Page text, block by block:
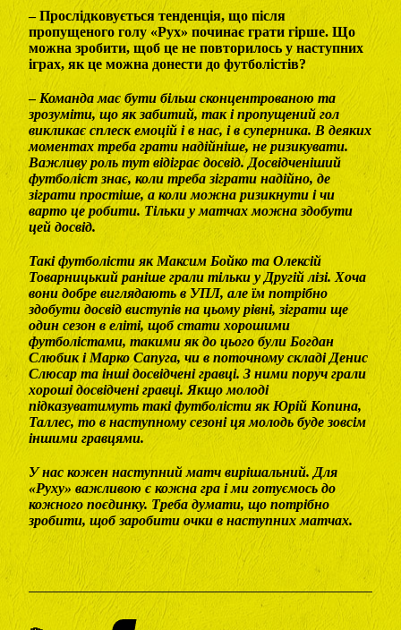
– Прослідковується тенденція, що після
пропущеного голу «Рух» починає грати гірше. Що
можна зробити, щоб це не повторилось у наступних
іграх, як це можна донести до футболістів?
–Команда має бути більш сконцентрованою та
зрозуміти, що як забитий, так і пропущений гол
викликає сплеск емоцій і в нас, і в суперника. В деяких
моментах треба грати надійніше, не ризикувати.
Важливу роль тут відіграє досвід. Досвідченіший
футболіст знає, коли треба зіграти надійно, де
зіграти простіше, а коли можна ризикнути і чи
варто це робити. Тільки у матчах можна здобути
цей досвід.
Такі футболісти як Максим Бойко та Олексій
Товарницький раніше грали тільки у Другій лізі. Хоча
вони добре виглядають в УПЛ, але їм потрібно
здобути досвід виступів на цьому рівні, зіграти ще
один сезон в еліті, щоб стати хорошими
футболістами, такими як до цього були Богдан
Слюбик і Марко Сапуга, чи в поточному складі Денис
Слюсар та інші досвідчені гравці. З ними поруч грали
хороші досвідчені гравці. Якщо молоді
підказуватимуть такі футболісти як Юрій Копина,
Таллес, то в наступному сезоні ця молодь буде зовсім
іншими гравцями.
У нас кожен наступний матч вирішальний. Для
«Руху» важливою є кожна гра і ми готуємось до
кожного поєдинку. Треба думати, що потрібно
зробити, щоб заробити очки в наступних матчах.